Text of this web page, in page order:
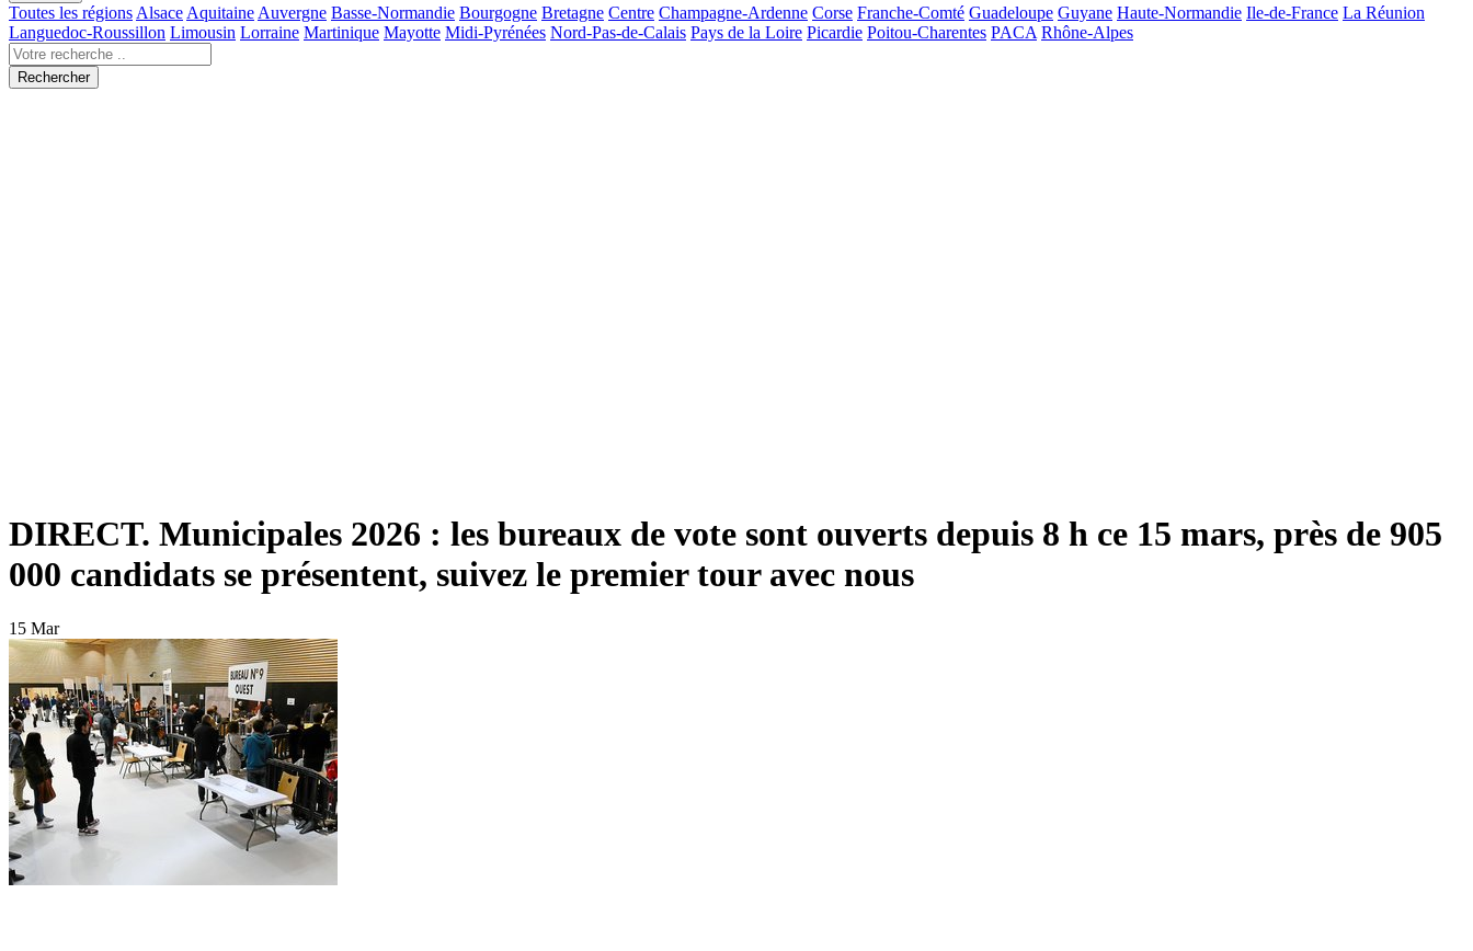
Toutes les régions Alsace Aquitaine Auvergne Basse-Normandie Bourgogne Bretagne Centre Champagne-Ardenne Corse Franche-Comté Guadeloupe Guyane Haute-Normandie Ile-de-France La Réunion
Languedoc-Roussillon Limousin Lorraine Martinique Mayotte Midi-Pyrénées Nord-Pas-de-Calais Pays de la Loire Picardie Poitou-Charentes PACA Rhône-Alpes
Rechercher
DIRECT. Municipales 2026 : les bureaux de vote sont ouverts depuis 8 h ce 15 mars, près de 905
000 candidats se présentent, suivez le premier tour avec nous
15 Mar